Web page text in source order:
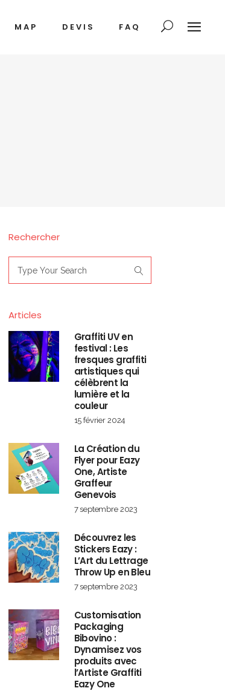
MAP DEVIS FAQ
Rechercher
for:
Articles
Graffiti UV en
festival : Les
fresques graffiti
artistiques qui
célèbrent la
lumière et la
couleur
15 février 2024
La Création du
Flyer pour Eazy
One, Artiste
Graffeur
Genevois
7 septembre 2023
Découvrez les
Stickers Eazy :
L’Art du Lettrage
Throw Up en Bleu
7 septembre 2023
Customisation
Packaging
Bibovino :
Dynamisez vos
produits avec
l’Artiste Graffiti
Eazy One